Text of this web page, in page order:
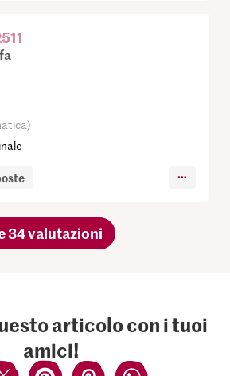
34 valutazioni
articolo con i tuoi
amici!